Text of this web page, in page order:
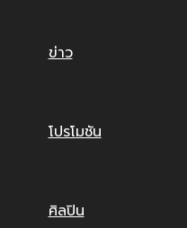
ข่าว
โปรโมชัน
ศิลปิน